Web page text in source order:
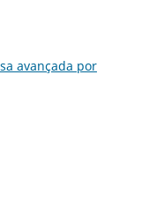
avançada por